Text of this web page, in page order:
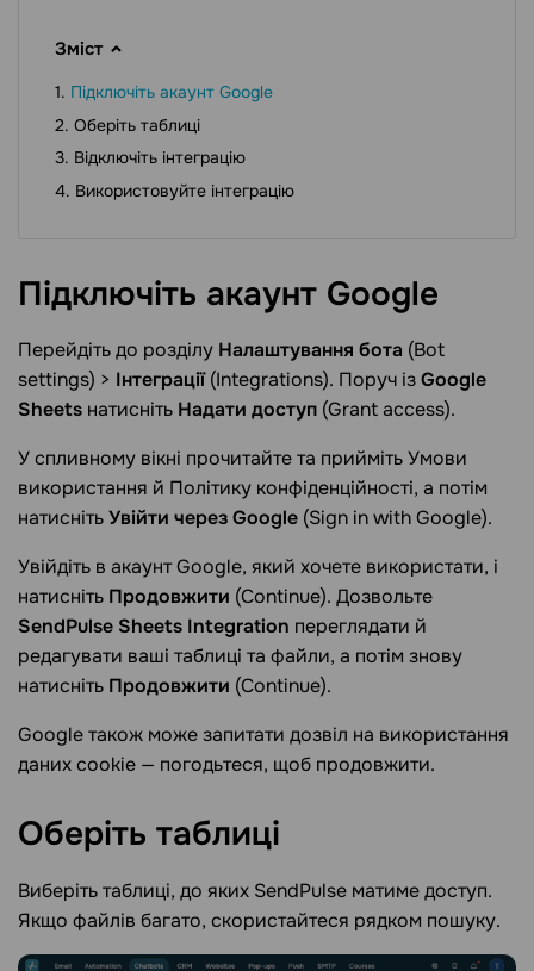
Зміст
Підключіть акаунт Google
Оберіть таблиці
Відключіть інтеграцію
Використовуйте інтеграцію
Підключіть акаунт Google
Перейдіть до розділу Налаштування бота (Bot
settings) > Інтеграції(Integrations). Поруч ізGoogle
Sheets натисніть Надати доступ (Grant access).
У спливному вікні прочитайте та прийміть Умови
використання й Політику конфіденційності, а потім
натиснітьУвійти через Google (Sign in with Google).
Увійдіть в акаунт Google, який хочете використати, і
натисніть Продовжити (Continue). Дозвольте
SendPulse Sheets Integration переглядати й
редагувати ваші таблиці та файли, а потім знову
натисніть Продовжити (Continue).
Google також може запитати дозвіл на використання
даних cookie — погодьтеся, щоб продовжити.
Оберіть таблиці
Виберіть таблиці, до яких SendPulse матиме доступ.
Якщо файлів багато, скористайтеся рядком пошуку.